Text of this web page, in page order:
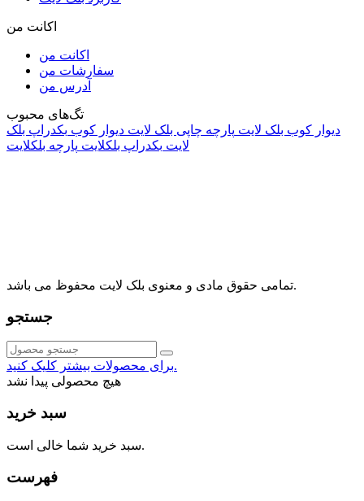
اکانت من
اکانت من
سفارشات من
آدرس من
تگ‌های محبوب
دیوار کوب بلک لایت پارچه چاپی بلک لایت دیوار کوب بکدراپ بلک
لایت بکدراپ بلکلایت پارچه بلکلایت
تمامی حقوق مادی و معنوی بلک لایت محفوظ می باشد.
جستجو
برای محصولات بیشتر کلیک کنید.
هیچ محصولی پیدا نشد
سبد خرید
سبد خرید شما خالی است.
فهرست